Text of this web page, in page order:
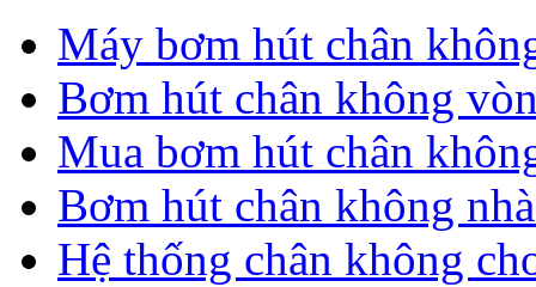
Máy bơm hút chân
Bơm hút chân không
Mua bơm hút chân
Bơm hút chân không
Hệ thống chân không